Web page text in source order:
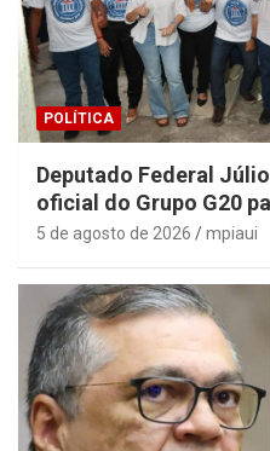
POLÍTICA
Deputado Federal
oficial do Grupo G20
5 de agosto de 2026 mpiaui